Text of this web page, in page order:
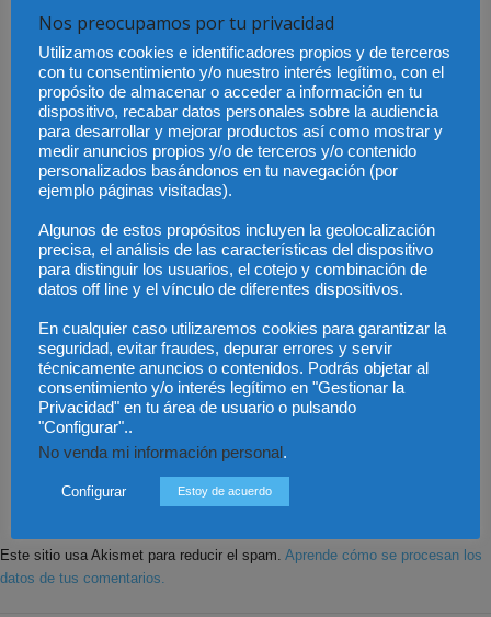
Save my name, email, and website in this browser for the next time I
comment.
Este sitio usa Akismet para reducir el spam. Aprende cómo se procesan los
datos de tus comentarios.
Nos preocupamos por tu privacidad
Utilizamos cookies e identificadores propios y de terceros
con tu consentimiento y/o nuestro interés legítimo, con el
propósito de almacenar o acceder a información en tu
dispositivo, recabar datos personales sobre la audiencia
para desarrollar y mejorar productos así como mostrar y
medir anuncios propios y/o de terceros y/o contenido
personalizados basándonos en tu navegación (por
ejemplo páginas visitadas).
Algunos de estos propósitos incluyen la geolocalización
precisa, el análisis de las características del dispositivo
para distinguir los usuarios, el cotejo y combinación de
datos off line y el vínculo de diferentes dispositivos.
En cualquier caso utilizaremos cookies para garantizar la
seguridad, evitar fraudes, depurar errores y servir
técnicamente anuncios o contenidos. Podrás objetar al
consentimiento y/o interés legítimo en "Gestionar la
Privacidad" en tu área de usuario o pulsando
"Configurar"..
No venda mi información personal.
Configurar Estoy de acuerdo